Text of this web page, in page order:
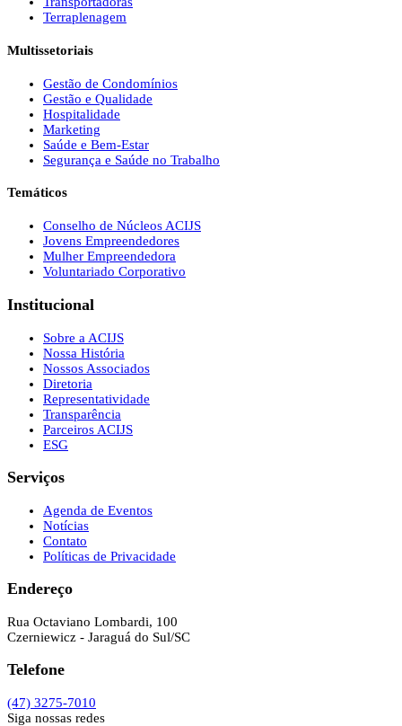
Terraplenagem
Multissetoriais
Gestão de Condomínios
Gestão e Qualidade
Hospitalidade
Marketing
Saúde e Bem-Estar
Segurança e Saúde no Trabalho
Temáticos
Conselho de Núcleos ACIJS
Jovens Empreendedores
Mulher Empreendedora
Voluntariado Corporativo
Institucional
Sobre a ACIJS
Nossa História
Nossos Associados
Diretoria
Representatividade
Transparência
Parceiros ACIJS
ESG
Serviços
Agenda de Eventos
Notícias
Contato
Políticas de Privacidade
Endereço
Rua Octaviano Lombardi, 100
Czerniewicz - Jaraguá do Sul/SC
Telefone
(47) 3275-7010
Siga nossas redes